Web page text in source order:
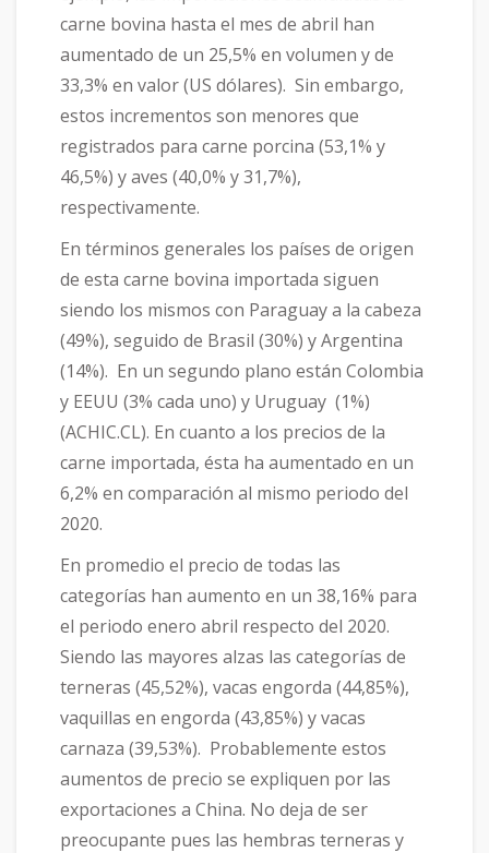
carne bovina hasta el mes de abril han
aumentado de un 25,5% en volumen y de
33,3% en valor (US dólares). Sin embargo,
estos incrementos son menores que
registrados para carne porcina (53,1% y
46,5%) y aves (40,0% y 31,7%),
respectivamente.
En términos generales los países de origen
de esta carne bovina importada siguen
siendo los mismos con Paraguay a la cabeza
(49%), seguido de Brasil (30%) y Argentina
(14%). En un segundo plano están Colombia
y EEUU (3% cada uno) y Uruguay (1%)
(ACHIC.CL). En cuanto a los precios de la
carne importada, ésta ha aumentado en un
6,2% en comparación al mismo periodo del
2020.
En promedio el precio de todas las
categorías han aumento en un 38,16% para
el periodo enero abril respecto del 2020.
Siendo las mayores alzas las categorías de
terneras (45,52%), vacas engorda (44,85%),
vaquillas en engorda (43,85%) y vacas
carnaza (39,53%). Probablemente estos
aumentos de precio se expliquen por las
exportaciones a China. No deja de ser
preocupante pues las hembras terneras y